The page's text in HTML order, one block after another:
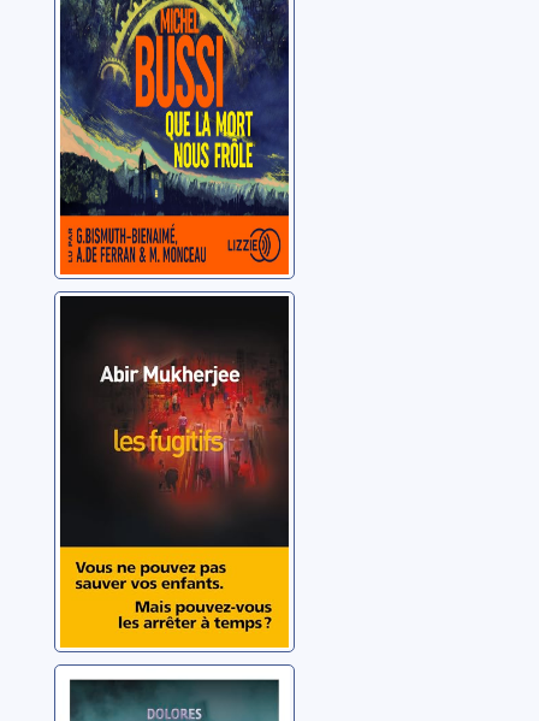
Bussi, Michel
Mukherjee, Abir
Celles qui ne